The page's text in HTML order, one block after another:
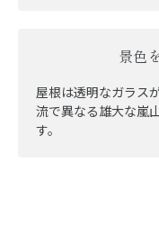
景色
屋根は透明なガラス
流で異なる雄大な嵐
す。